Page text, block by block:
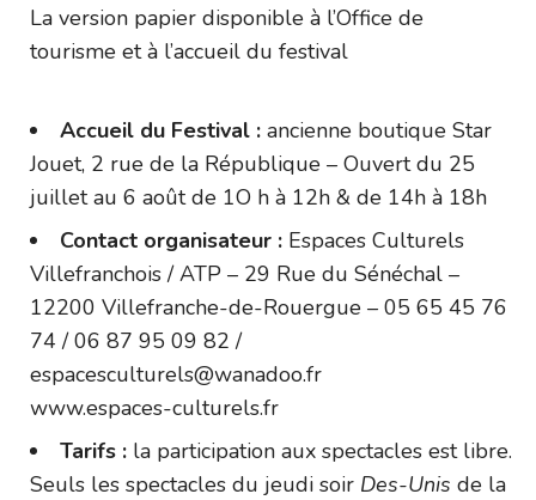
La version papier disponible à l’Office de
tourisme et à l’accueil du festival
Accueil du Festival : ancienne boutique Star
Jouet, 2 rue de la République – Ouvert du 25
juillet au 6 août de 1O h à 12h & de 14h à 18h
Contact organisateur : Espaces Culturels
Villefranchois / ATP – 29 Rue du Sénéchal –
12200 Villefranche-de-Rouergue – 05 65 45 76
74 / 06 87 95 09 82 /
espacesculturels@wanadoo.fr
www.espaces-culturels.fr
Tarifs : la participation aux spectacles est libre.
Seuls les spectacles du jeudi soir Des-Unis de la